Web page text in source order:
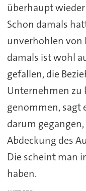
überhaupt
Schon damals
unverhohlen von
damals ist wohl
gefallen, die
Unternehmen zu
genommen, sagt
darum
Abdeckung des
Die scheint man
haben.